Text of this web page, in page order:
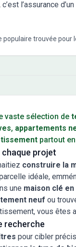
l’assurance
populaire trouvée pour
vaste sélection de
, appartements
partout
chaque projet
construire la
idéale,
une maison clé en
neuf ou
vous êtes
recherche
pour cibler